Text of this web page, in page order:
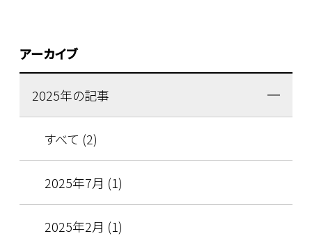
アーカイブ
2025年の記事
すべて (2)
2025年7月 (1)
2025年2月 (1)